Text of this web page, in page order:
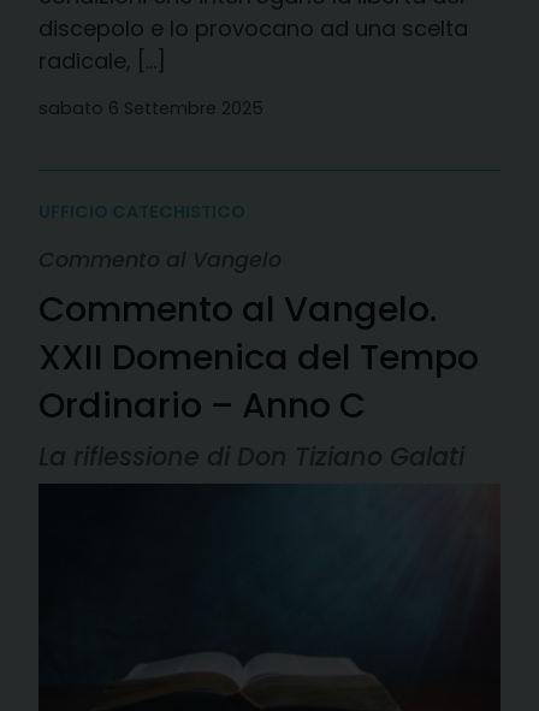
discepolo e lo provocano ad una scelta
radicale, […]
sabato 6 Settembre 2025
UFFICIO CATECHISTICO
Commento al Vangelo
Commento al Vangelo.
XXII Domenica del Tempo
Ordinario – Anno C
La riflessione di Don Tiziano Galati